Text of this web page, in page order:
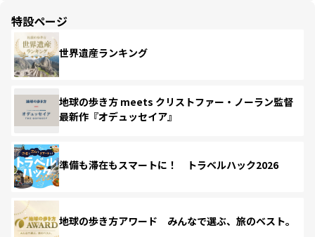
特設ページ
世界遺産ランキング
地球の歩き方 meets クリストファー・ノーラン監督
最新作『オデュッセイア』
準備も滞在もスマートに！ トラベルハック2026
地球の歩き方アワード みんなで選ぶ、旅のベスト。